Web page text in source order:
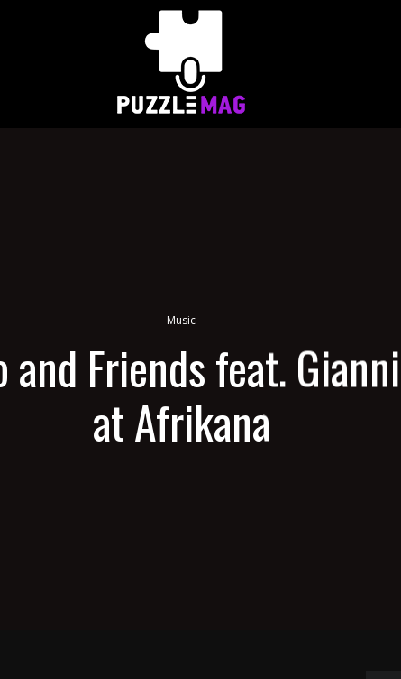
Music
and Friends feat.
at Afrikana